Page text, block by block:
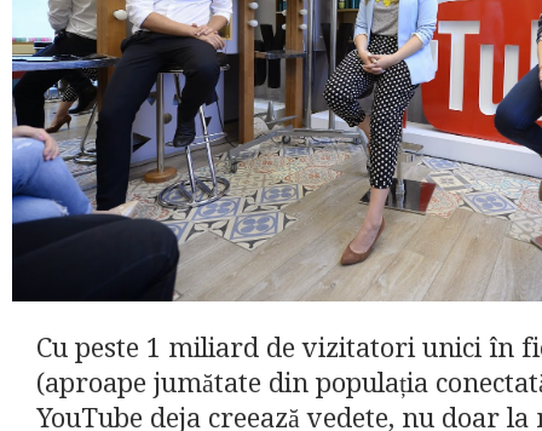
Cu peste 1 miliard de vizitatori unici în
(aproape jumătate din populația
YouTube deja creează vedete, nu doar la